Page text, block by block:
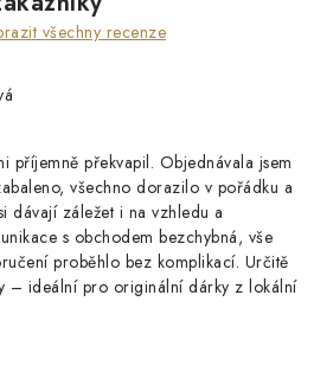
všechny recenze
příjemně překvapil. Objednávala jsem
všechno dorazilo v pořádku a
dávají záležet i na vzhledu a
s obchodem bezchybná, vše
proběhlo bez komplikací. Určitě
– ideální pro originální dárky z lokální